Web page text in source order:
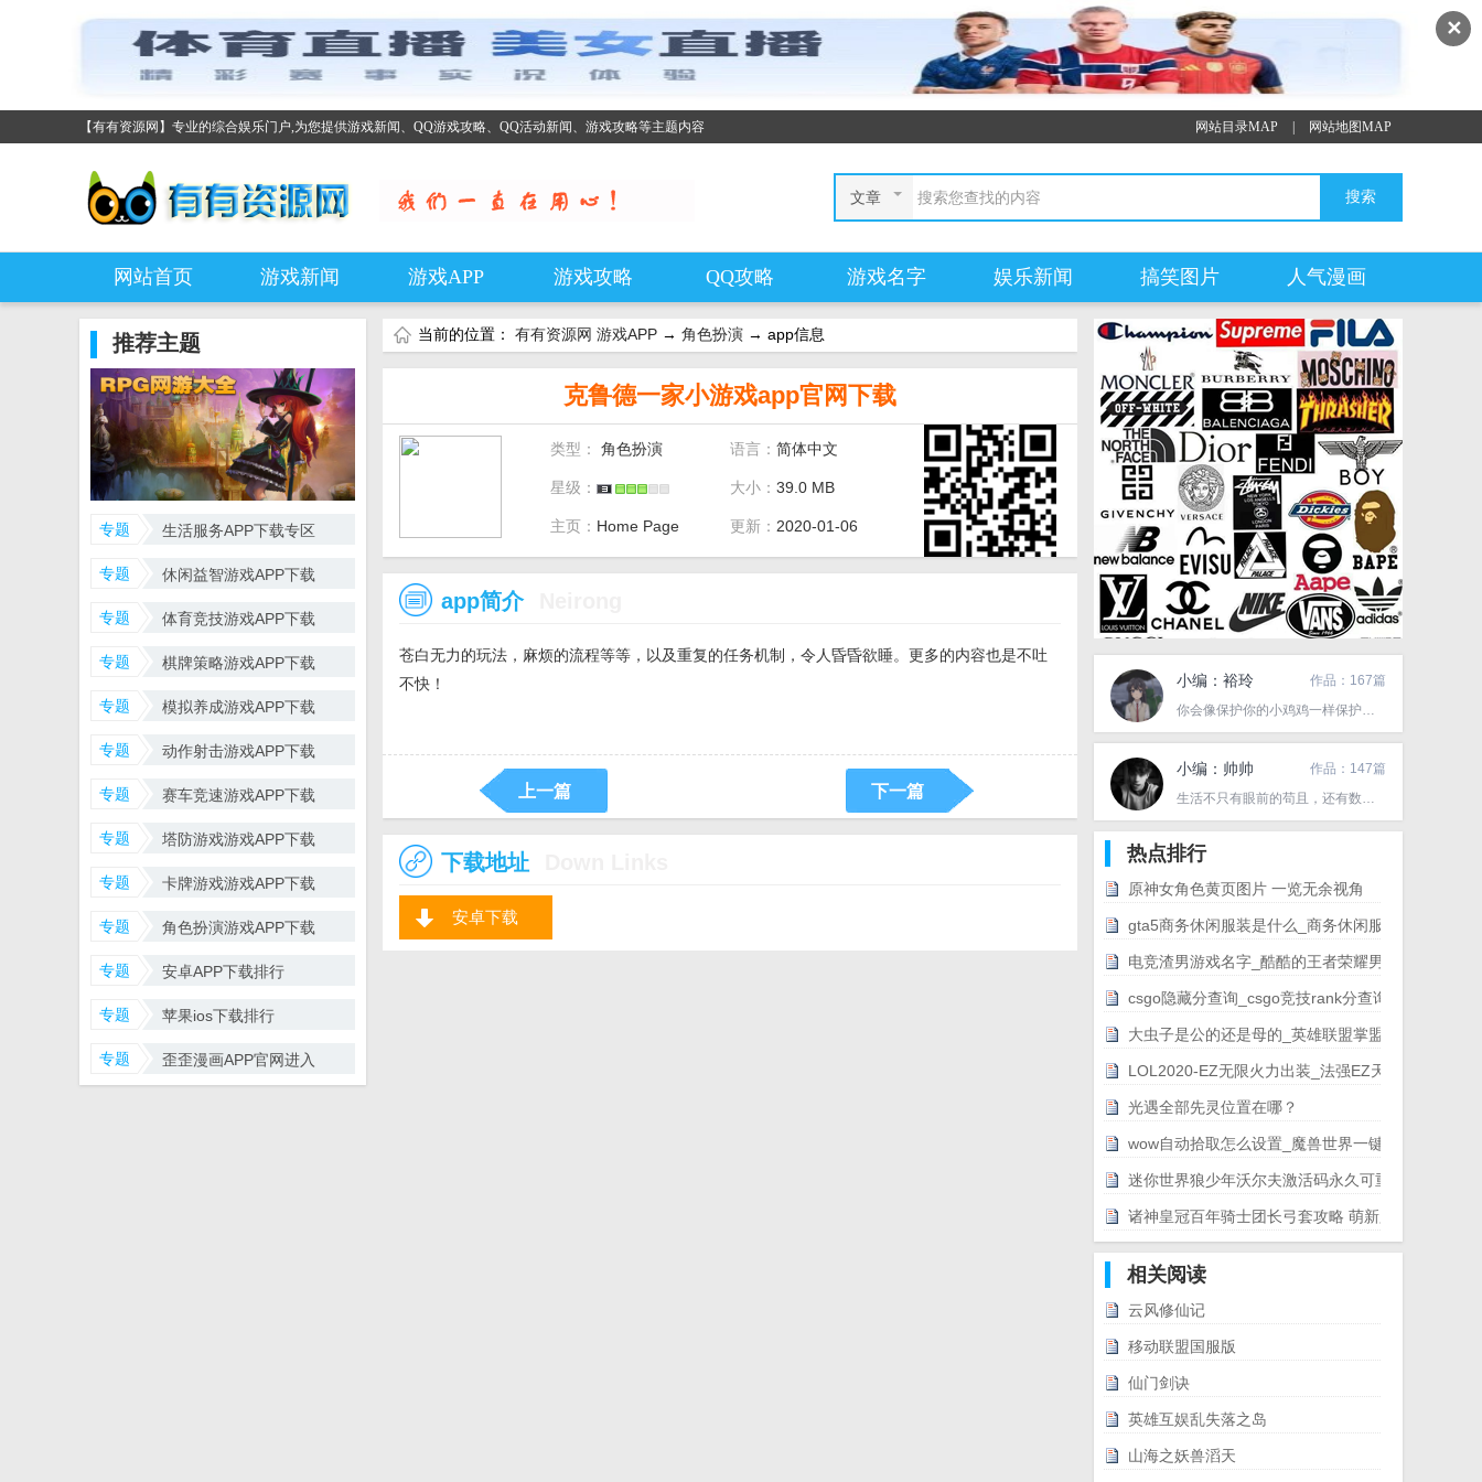
✕
【有有资源网】专业的综合娱乐门户,为您提供游戏新闻、QQ游戏攻略、QQ活动新闻、游戏攻略等主题内容 网站目录MAP 网站地图MAP
文章
网站首页 游戏新闻 游戏APP 游戏攻略 QQ攻略 游戏名字 娱乐新闻 搞笑图片 人气漫画
推荐主题
专题 生活服务APP下载专区
专题 休闲益智游戏APP下载
专题 体育竞技游戏APP下载
专题 棋牌策略游戏APP下载
专题 模拟养成游戏APP下载
专题 动作射击游戏APP下载
专题 赛车竞速游戏APP下载
专题 塔防游戏游戏APP下载
专题 卡牌游戏游戏APP下载
专题 角色扮演游戏APP下载
专题 安卓APP下载排行
专题 苹果ios下载排行
专题 歪歪漫画APP官网进入
当前的位置： 有有资源网 游戏APP → 角色扮演 → app信息
克鲁德一家小游戏app官网下载
类型： 角色扮演 语言： 简体中文
星级： 大小： 39.0 MB
主页： Home Page 更新： 2020-01-06
app简介
苍白无力的玩法，麻烦的流程等等，以及重复的任务机制，令人昏昏欲睡。更多的内容也是不吐
不快！
上一篇 下一篇
下载地址
安卓下载
小编：裕玲
作品：167篇
你会像保护你的小鸡鸡一样保护我吗？
小编：帅帅
作品：147篇
生活不只有眼前的苟且，还有数不清的作业。
热点排行
原神女角色黄页图片 一览无余视角
电竞渣男游戏名字_酷酷的王者荣耀男生网名。
csgo隐藏分查询_csgo竞技rank分查询[图文]
光遇全部先灵位置在哪？
迷你世界狼少年沃尔夫激活码永久可重复2021
相关阅读
云风修仙记
移动联盟国服版
仙门剑诀
英雄互娱乱失落之岛
山海之妖兽滔天